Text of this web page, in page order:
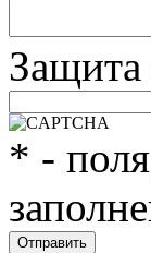
Защита
* -